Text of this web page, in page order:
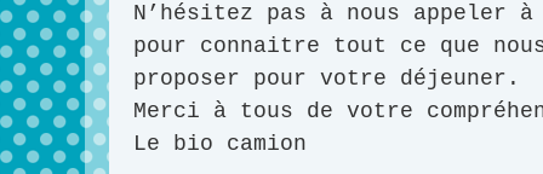
N’hésitez pas à nous appeler
pour connaitre tout ce que
proposer pour votre déjeuner.
Merci à tous de votre
Le bio camion